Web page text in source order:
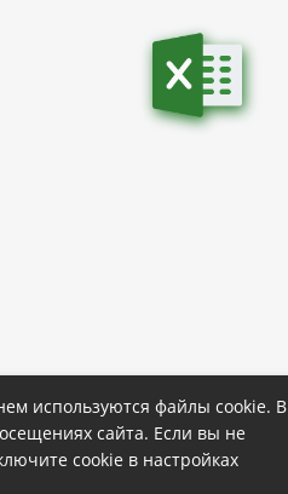
используются файлы cookie. В
сайта. Если вы не
cookie в настройках